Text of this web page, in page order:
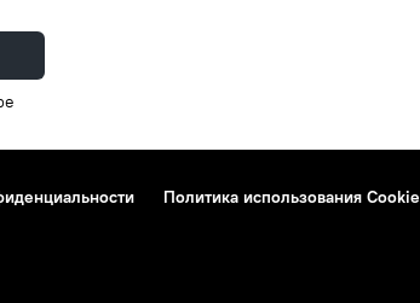
Политика использования Cookie